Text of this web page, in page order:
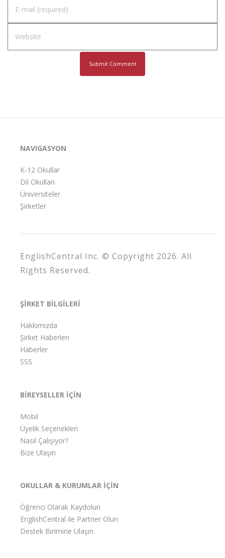
NAVIGASYON
K-12 Okullar
Dil Okulları
Üniversiteler
Şirketler
EnglishCentral Inc. © Copyright 2026. All
Rights Reserved.
ŞİRKET BİLGİLERİ
Hakkımızda
Şirket Haberleri
Haberler
SSS
BİREYSELLER İÇİN
Mobil
Üyelik Seçenekleri
Nasıl Çalışıyor?
Bize Ulaşın
OKULLAR & KURUMLAR İÇİN
Öğrenci Olarak Kaydolun
EnglishCentral ile Partner Olun
Destek Birimine Ulaşın